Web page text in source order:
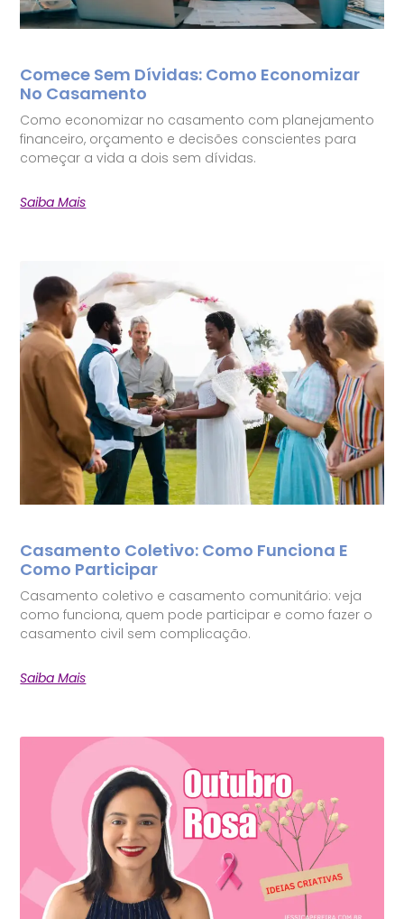
Comece Sem Dívidas: Como Economizar
No Casamento
Como economizar no casamento com planejamento
financeiro, orçamento e decisões conscientes para
começar a vida a dois sem dívidas.
Saiba Mais
Casamento Coletivo: Como Funciona E
Como Participar
Casamento coletivo e casamento comunitário: veja
como funciona, quem pode participar e como fazer o
casamento civil sem complicação.
Saiba Mais